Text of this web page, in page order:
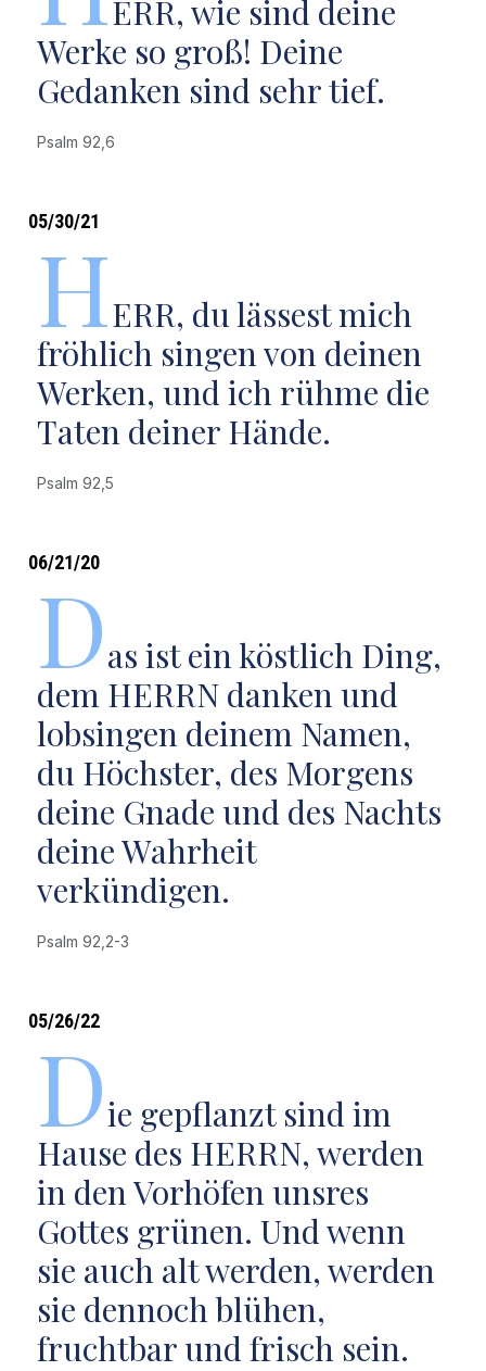
ERR, wie sind deine
Werke so groß! Deine
Gedanken sind sehr tief.
Psalm 92,6
05/30/21
HERR, du lässest mich
fröhlich singen von deinen
Werken, und ich rühme die
Taten deiner Hände.
Psalm 92,5
06/21/20
Das ist ein köstlich Ding,
dem HERRN danken und
lobsingen deinem Namen,
du Höchster, des Morgens
deine Gnade und des Nachts
deine Wahrheit
verkündigen.
Psalm 92,2-3
05/26/22
Die gepflanzt sind im
Hause des HERRN, werden
in den Vorhöfen unsres
Gottes grünen. Und wenn
sie auch alt werden, werden
sie dennoch blühen,
fruchtbar und frisch sein.